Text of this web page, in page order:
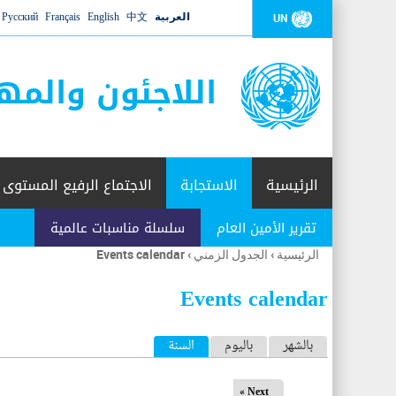
UN العربية 中文
English
Français
Русский
اللاجئون
الرئيسية الاستجابة
تقرير الأمين العام سلسلة مناسبات عالمية
الاجتماع الرفيع المستوى
أنت
هنا
الرئيسية › الجدول الزمني ›
Events calendar
Events calendar
ا بالشهر باليوم السنة (علامة التبويب النشطة)